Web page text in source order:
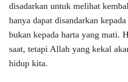
disadarkan untuk melihat
hanya dapat disandarkan
bukan kepada harta yang mati.
saat, tetapi Allah yang kekal
hidup kita.